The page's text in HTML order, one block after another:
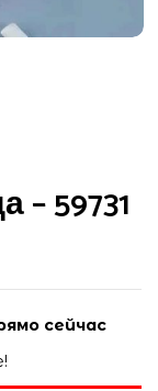
59731
сейчас